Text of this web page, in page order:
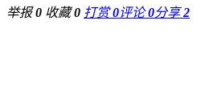
举报0 收藏0 打赏0评论0分享2